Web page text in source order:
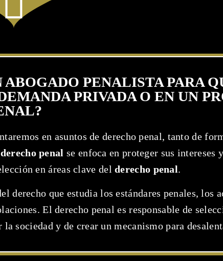
PENALISTA PARA
PRIVADA O EN UN
en asuntos de derecho penal, tanto de
derecho penal se enfoca en proteger sus intereses
en áreas clave delderecho penal.
derecho que estudia los estándares penales, los
El derecho penal es responsable de
sociedad y de crear un mecanismo para